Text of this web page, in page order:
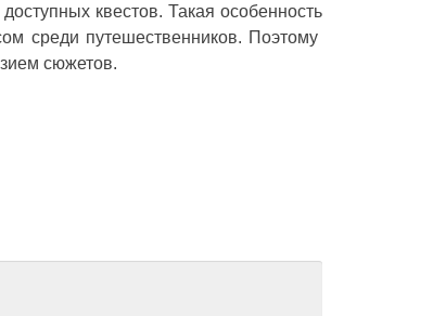
квестов. Такая особенность
среди путешественников. Поэтому
сюжетов.